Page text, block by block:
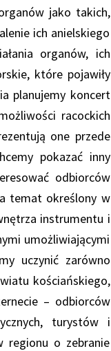
jako takich,
ich anielskiego
organów, ich
które pojawiły
planujemy koncert
racockich
one przede
pokazać inny
odbiorców
temat określony w
instrumentu i
umożliwiającymi
uczynić zarówno
kościańskiego,
– odbiorców
turystów i
regionu o zebranie